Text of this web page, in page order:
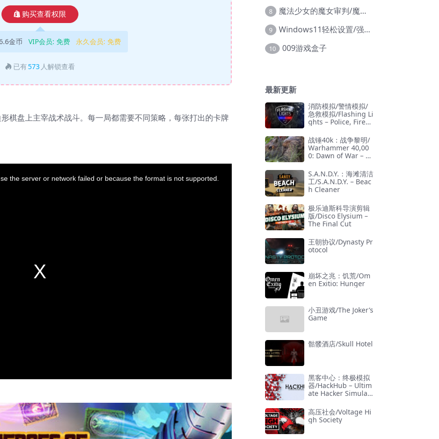
购买查看权限
金币 VIP会员: 免费 永久会员: 免费
已有 573 人解锁查看
棋盘上主宰战术战斗。每一局都需要不同策略，每张打出的卡牌
the server or network failed or because the format is not supported.
8 魔法少女的魔女审判/魔法少女ノ魔女裁判
9 Windows11轻松设置/强力禁止WD等/兼容Win10
10 009游戏盒子
最新更新
消防模拟/警情模拟/
急救模拟/Flashing Li
ghts – Police, Firefi
Services Simulator
战锤40k：战争黎明/
Warhammer 40,00
0: Dawn of War – D
S.A.N.D.Y.：海滩清洁
工/S.A.N.D.Y. – Beac
h Cleaner
极乐迪斯科导演剪辑
版/Disco Elysium –
The Final Cut
王朝协议/Dynasty Pr
otocol
崩坏之兆：饥荒/Om
en Exitio: Hunger
小丑游戏/The Joker’s
Game
骷髅酒店/Skull Hotel
黑客中心：终极模拟
器/HackHub – Ultim
ate Hacker Simulat
高压社会/Voltage Hi
gh Society